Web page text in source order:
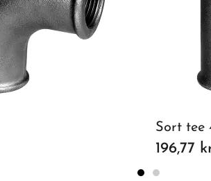
Sort tee
196,77